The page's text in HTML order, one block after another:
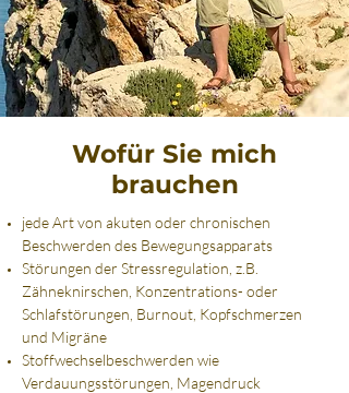
Wofür Sie mich
brauchen
jede Art von akuten oder chronischen
Beschwerden des Bewegungsapparats
Störungen der Stressregulation, z.B.
Zähneknirschen, Konzentrations- oder
Schlafstörungen, Burnout, Kopfschmerzen
und Migräne
Stoffwechselbeschwerden wie
Verdauungsstörungen, Magendruck